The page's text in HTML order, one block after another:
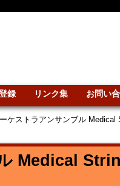
録 リンク集 お問い
ケストラアンサンブル
Medical